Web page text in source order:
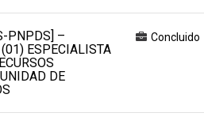
PNPDS] –
ESPECIALISTA
DE
Concluido